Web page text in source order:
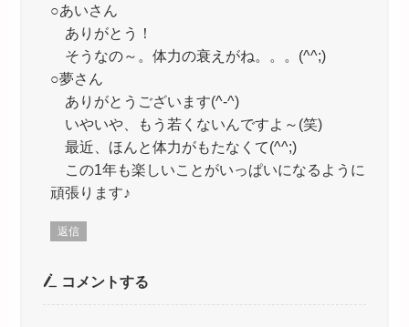
○あいさん
ありがとう！
そうなの～。体力の衰えがね。。。(^^;)
○夢さん
ありがとうございます(^-^)
いやいや、もう若くないんですよ～(笑)
最近、ほんと体力がもたなくて(^^;)
この1年も楽しいことがいっぱいになるように
頑張ります♪
返信
コメントする